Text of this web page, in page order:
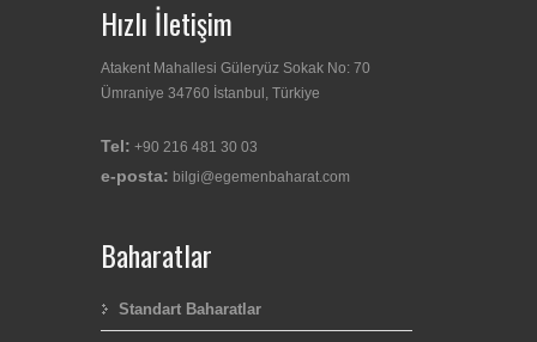
Hızlı İletişim
Atakent Mahallesi Güleryüz Sokak No: 70
Ümraniye 34760 İstanbul, Türkiye
Tel: +90 216 481 30 03
e-posta: bilgi@egemenbaharat.com
Baharatlar
Standart Baharatlar